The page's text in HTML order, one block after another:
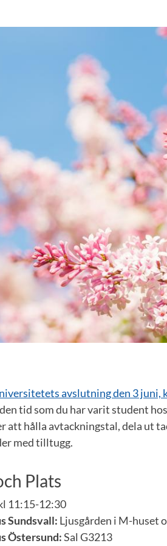
avslutning den 3 juni,
tid som du har varit student
att hålla avtackningstal, dela ut
med tilltugg.
Plats
11:15-12:30
Sundsvall: Ljusgården i M-huset
Östersund:Sal G3213